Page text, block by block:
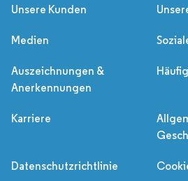
Unsere Kunden
Medien
Auszeichnungen &
Anerkennungen
Karriere
Datenschutzrichtlinie